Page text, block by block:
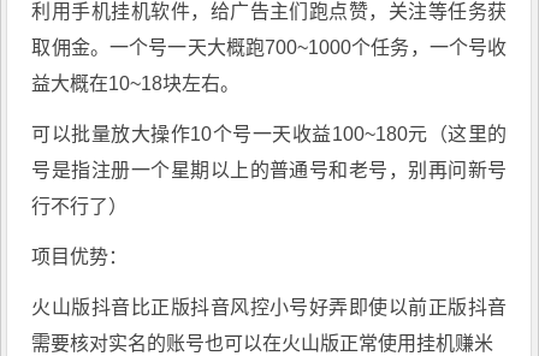
利用手机挂机软件，给广告主们跑点赞，关注等任务获
取佣金。一个号一天大概跑700~1000个任务，一个号收
益大概在10~18块左右。
可以批量放大操作10个号一天收益100~180元（这里的
号是指注册一个星期以上的普通号和老号，别再问新号
行不行了）
项目优势：
火山版抖音比正版抖音风控小号好弄即使以前正版抖音
需要核对实名的账号也可以在火山版正常使用挂机赚米